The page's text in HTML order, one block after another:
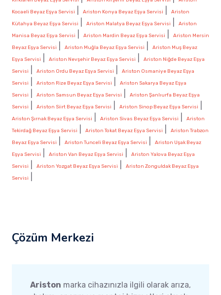
Kocaeli Beyaz Eşya Servisi
Ariston Konya Beyaz Eşya Servisi
Ariston
Kütahya Beyaz Eşya Servisi
Ariston Malatya Beyaz Eşya Servisi
Ariston
Manisa Beyaz Eşya Servisi
Ariston Mardin Beyaz Eşya Servisi
Ariston Mersin
Beyaz Eşya Servisi
Ariston Muğla Beyaz Eşya Servisi
Ariston Muş Beyaz
Eşya Servisi
Ariston Nevşehir Beyaz Eşya Servisi
Ariston Niğde Beyaz Eşya
Servisi
Ariston Ordu Beyaz Eşya Servisi
Ariston Osmaniye Beyaz Eşya
Servisi
Ariston Rize Beyaz Eşya Servisi
Ariston Sakarya Beyaz Eşya
Servisi
Ariston Samsun Beyaz Eşya Servisi
Ariston Şanlıurfa Beyaz Eşya
Servisi
Ariston Siirt Beyaz Eşya Servisi Ariston Sinop Beyaz Eşya Servisi
Ariston Şırnak Beyaz Eşya Servisi Ariston Sivas Beyaz Eşya Servisi
Ariston
Tekirdağ Beyaz Eşya Servisi
Ariston Tokat Beyaz Eşya Servisi
Ariston Trabzon
Beyaz Eşya Servisi
Ariston Tunceli Beyaz Eşya Servisi
Ariston Uşak Beyaz
Eşya Servisi
Ariston Van Beyaz Eşya Servisi
Ariston Yalova Beyaz Eşya
Servisi
Ariston Yozgat Beyaz Eşya Servisi
Ariston Zonguldak Beyaz Eşya
Servisi
Çözüm Merkezi
Ariston marka cihazınızla ilgili olarak arıza,